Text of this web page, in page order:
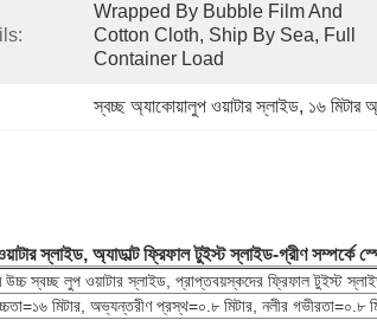
Wrapped By Bubble Film And
Cotton Cloth, Ship By Sea, Full
Container Load
স্বচ্ছ অ্যাকোয়ালুপ ওয়াটার স্লাইড, ১৬ মিটার
স্লাইড, অ্যাডাল্ট ফ্রিফাল টুইস্ট স্লাইড-গ্রীণ সম্পর্কে
স্বচ্ছ লুপ ওয়াটার স্লাইড, প্রাপ্তবয়স্কদের ফ্রিফাল টুইস্ট
মিটার, অভ্যন্তরীণ প্রস্থ=০.৮ মিটার, নলীর গভীরতা=০.৮